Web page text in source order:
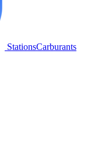
StationsCarburants